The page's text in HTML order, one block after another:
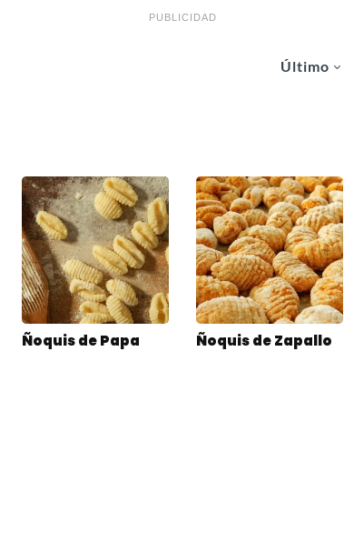
PUBLICIDAD
Último
Ñoquis de Papa Ñoquis de Zapallo